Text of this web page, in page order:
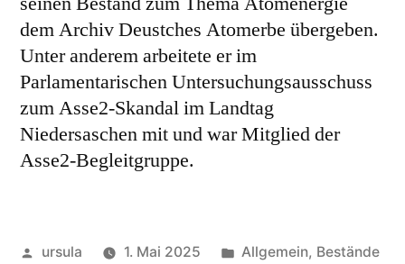
dem Archiv Deustches Atomerbe übergeben.
Unter anderem arbeitete er im
Parlamentarischen Untersuchungsausschuss
zum Asse2-Skandal im Landtag
Niedersaschen mit und war Mitglied der
Asse2-Begleitgruppe.
Veröffentlicht
ursula 1. Mai 2025
Veröffentlicht
Allgemein, Bestände